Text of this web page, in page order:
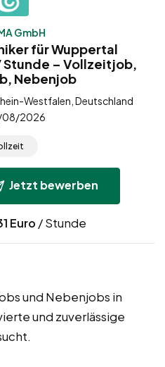
GmbH
für Wuppertal
– Vollzeitjob,
Nebenjob
Westfalen, Deutschland
2026
Jetzt bewerben
Euro / Stunde
und Nebenjobs in
und zuverlässige